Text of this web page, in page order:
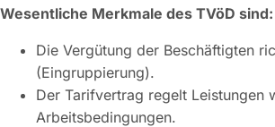
Wesentliche Merkmale des TVöD sind:
Die Vergütung der Beschäftigten
(Eingruppierung).
Der Tarifvertrag regelt Leistungen
Arbeitsbedingungen.